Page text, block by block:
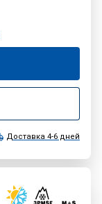
Доставка 4-6 дней